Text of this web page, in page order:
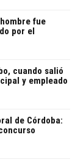
fue
por el
cuando salió
y empleado
de Córdoba: